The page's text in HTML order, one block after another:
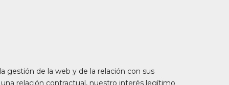
gestión de la web y de la relación con sus
relación contractual, nuestro interés legítimo